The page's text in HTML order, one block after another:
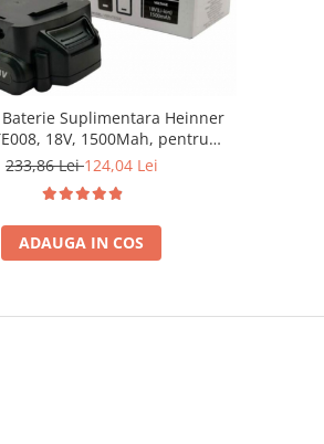
Suplimentara Heinner
18V, 1500Mah, pentru
VTE001 (VBRVTE008)
233,86 Lei124,04 Lei
ADAUGA IN COS